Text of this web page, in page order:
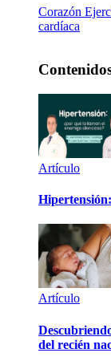
Corazón
cardíaca
Artículo
Artículo
del recién